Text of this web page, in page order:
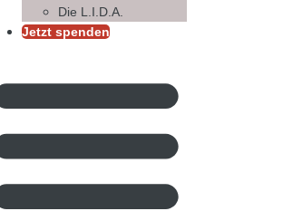
Die L.I.D.A.
Jetzt spenden